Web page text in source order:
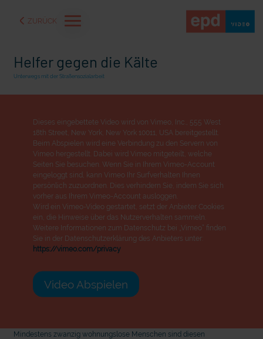
ZURÜCK
oder "Deppen der "Wir bauen Cherson wieder auf" - Optimismus in der
Helfer gegen die Kälte
Unterwegs mit der Straßensozialarbeit
Dieses eingebettete Video wird von Vimeo, Inc., 555 West
18th Street, New York, New York 10011, USA bereitgestellt.
Beim Abspielen wird eine Verbindung zu den Servern von
Vimeo hergestellt. Dabei wird Vimeo mitgeteilt, welche
Seiten Sie besuchen. Wenn Sie in Ihrem Vimeo-Account
eingeloggt sind, kann Vimeo Ihr Surfverhalten Ihnen
persönlich zuzuordnen. Dies verhindern Sie, indem Sie sich
vorher aus Ihrem Vimeo-Account ausloggen.
Wird ein Vimeo-Video gestartet, setzt der Anbieter Cookies
ein, die Hinweise über das Nutzerverhalten sammeln.
Weitere Informationen zum Datenschutz bei „Vimeo“ finden
Sie in der Datenschutzerklärung des Anbieters unter:
https://vimeo.com/privacy
Video Abspielen
Mindestens zwanzig wohnungslose Menschen sind diesen